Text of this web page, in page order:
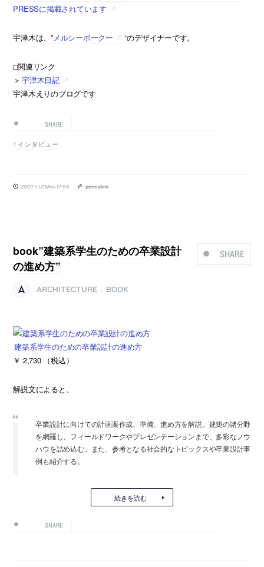
PRESSに掲載されています
宇津木は、”メルシーボークー “のデザイナーです。
□関連リンク
＞ 宇津木日記
宇津木えりのブログです
SHARE
インタビュー
2007.11.12 Mon 17:56 permalink
SHARE
book”建築系学生のための卒業設計
の進め方”
ARCHITECTURE BOOK
建築系学生のための卒業設計の進め方
￥ 2,730 （税込）
解説文によると、
卒業設計に向けての計画案作成、準備、進め方を解説。建築の諸分野
を網羅し、フィールドワークやプレゼンテーションまで、多彩なノウ
ハウを詰め込む。また、参考となる社会的なトピックスや卒業設計事
例も紹介する。
続きを読む
SHARE